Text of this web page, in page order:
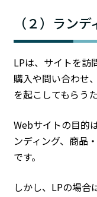
（２）ラン
LPは、サイトを訪
購入や問い合わせ
を起こしてもらう
Webサイトの目的
ンディング、商品
です。
しかし、LPの場合